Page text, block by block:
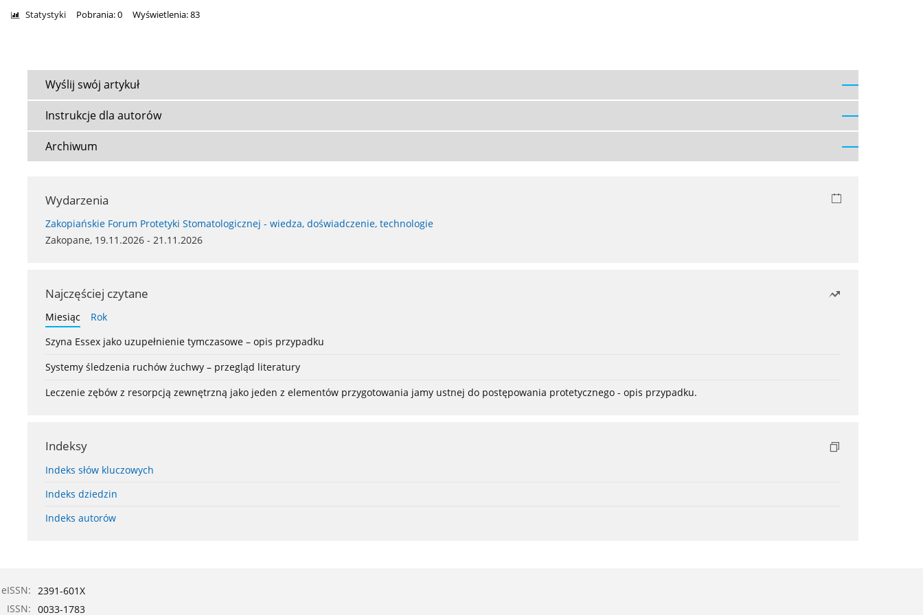
Statystyki Pobrania: 0 Wyświetlenia: 83
Wyślij swój artykuł
Instrukcje dla autorów
Archiwum
Wydarzenia
Zakopiańskie Forum Protetyki Stomatologicznej - wiedza, doświadczenie, technologie
Zakopane, 19.11.2026 - 21.11.2026
Najczęściej czytane
Miesiąc
Rok
Szyna Essex jako uzupełnienie tymczasowe – opis przypadku
Systemy śledzenia ruchów żuchwy – przegląd literatury
Leczenie zębów z resorpcją zewnętrzną jako jeden z elementów przygotowania jamy ustnej do postępowania protetycznego - opis przypadku.
Indeksy
Indeks słów kluczowych
Indeks dziedzin
Indeks autorów
eISSN: 2391-601X
ISSN: 0033-1783